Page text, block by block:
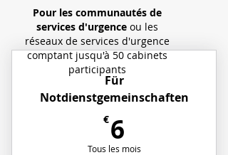
Für
Notdienstgemeinschaften
€6
Tous les mois
Pour les communautés de
services d'urgenceou les
réseaux de services d'urgence
comptant jusqu'à 50 cabinets
participants